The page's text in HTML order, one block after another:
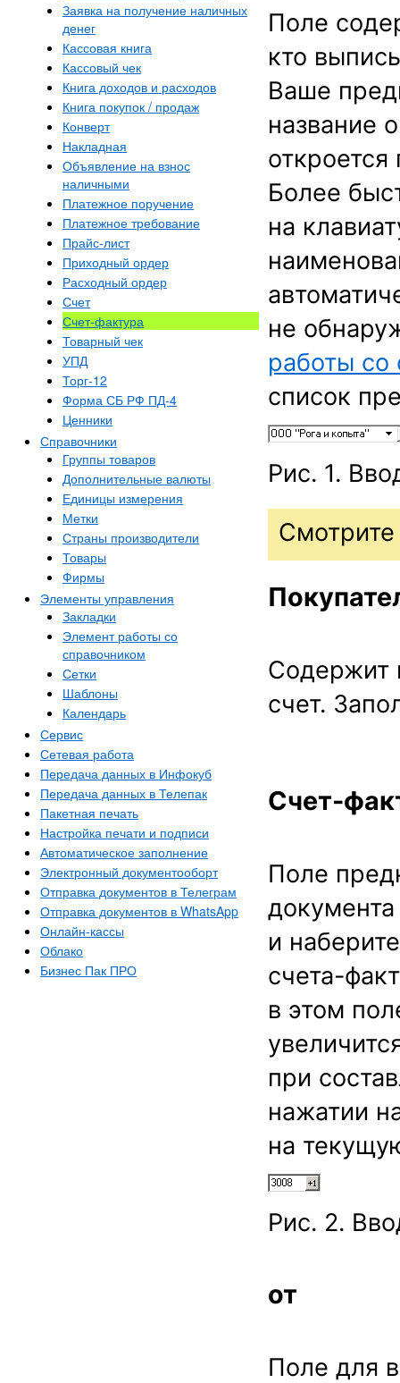
Заявка на получение наличных
денег
Кассовая книга
Кассовый чек
Книга доходов и расходов
Книга покупок / продаж
Конверт
Накладная
Объявление на взнос
наличными
Платежное поручение
Платежное требование
Прайс-лист
Приходный ордер
Расходный ордер
Счет
Счет-фактура
Товарный чек
УПД
Торг-12
Форма СБ РФ ПД-4
Ценники
Справочники
Группы товаров
Дополнительные валюты
Единицы измерения
Метки
Страны производители
Товары
Фирмы
Элементы управления
Закладки
Элемент работы со
справочником
Сетки
Шаблоны
Календарь
Сервис
Сетевая работа
Передача данных в Инфокуб
Передача данных в Телепак
Пакетная печать
Настройка печати и подписи
Автоматическое заполнение
Электронный документооборт
Отправка документов в Телеграм
Отправка документов в WhatsApp
Онлайн-кассы
Облако
Бизнес Пак ПРО
Поле
кто
Ваше
название
Более
на
не
работы со
список
Рис. 1.
Содержит
счет.
Счет-
Поле
и
счета-
в этом
при
нажатии
на
Рис. 2.
от
Поле для